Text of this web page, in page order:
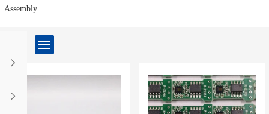
Assembly